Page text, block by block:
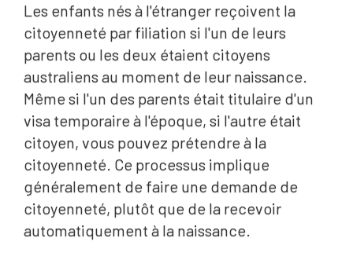
Les enfants nés à l'étranger reçoivent la
citoyenneté par filiation si l'un de leurs
parents ou les deux étaient citoyens
australiens au moment de leur naissance.
Même si l'un des parents était titulaire d'un
visa temporaire à l'époque, si l'autre était
citoyen, vous pouvez prétendre à la
citoyenneté. Ce processus implique
généralement de faire une demande de
citoyenneté, plutôt que de la recevoir
automatiquement à la naissance.